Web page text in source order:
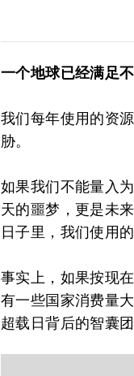
一个地球已经满足
我们每年使用的资
胁。
如果我们不能量入
天的噩梦，更是未
日子里，我们使用
事实上，如果按现
有一些国家消费量
超载日背后的智囊